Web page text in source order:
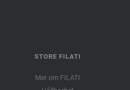
STORE FILATI
Mer om FILATI